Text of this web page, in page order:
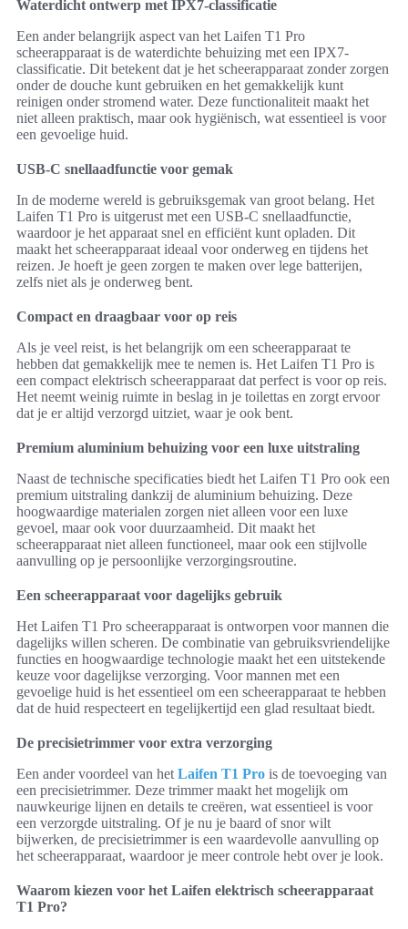
Waterdicht ontwerp met IPX7-classificatie
Een ander belangrijk aspect van het Laifen T1 Pro
scheerapparaat is de waterdichte behuizing met een IPX7-
classificatie. Dit betekent dat je het scheerapparaat zonder zorgen
onder de douche kunt gebruiken en het gemakkelijk kunt
reinigen onder stromend water. Deze functionaliteit maakt het
niet alleen praktisch, maar ook hygiënisch, wat essentieel is voor
een gevoelige huid.
USB-C snellaadfunctie voor gemak
In de moderne wereld is gebruiksgemak van groot belang. Het
Laifen T1 Pro is uitgerust met een USB-C snellaadfunctie,
waardoor je het apparaat snel en efficiënt kunt opladen. Dit
maakt het scheerapparaat ideaal voor onderweg en tijdens het
reizen. Je hoeft je geen zorgen te maken over lege batterijen,
zelfs niet als je onderweg bent.
Compact en draagbaar voor op reis
Als je veel reist, is het belangrijk om een scheerapparaat te
hebben dat gemakkelijk mee te nemen is. Het Laifen T1 Pro is
een compact elektrisch scheerapparaat dat perfect is voor op reis.
Het neemt weinig ruimte in beslag in je toilettas en zorgt ervoor
dat je er altijd verzorgd uitziet, waar je ook bent.
Premium aluminium behuizing voor een luxe uitstraling
Naast de technische specificaties biedt het Laifen T1 Pro ook een
premium uitstraling dankzij de aluminium behuizing. Deze
hoogwaardige materialen zorgen niet alleen voor een luxe
gevoel, maar ook voor duurzaamheid. Dit maakt het
scheerapparaat niet alleen functioneel, maar ook een stijlvolle
aanvulling op je persoonlijke verzorgingsroutine.
Een scheerapparaat voor dagelijks gebruik
Het Laifen T1 Pro scheerapparaat is ontworpen voor mannen die
dagelijks willen scheren. De combinatie van gebruiksvriendelijke
functies en hoogwaardige technologie maakt het een uitstekende
keuze voor dagelijkse verzorging. Voor mannen met een
gevoelige huid is het essentieel om een scheerapparaat te hebben
dat de huid respecteert en tegelijkertijd een glad resultaat biedt.
De precisietrimmer voor extra verzorging
Een ander voordeel van het Laifen T1 Pro is de toevoeging van
een precisietrimmer. Deze trimmer maakt het mogelijk om
nauwkeurige lijnen en details te creëren, wat essentieel is voor
een verzorgde uitstraling. Of je nu je baard of snor wilt
bijwerken, de precisietrimmer is een waardevolle aanvulling op
het scheerapparaat, waardoor je meer controle hebt over je look.
Waarom kiezen voor het Laifen elektrisch scheerapparaat
T1 Pro?